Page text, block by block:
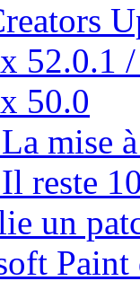
52.0.1
50.0
mise
reste
un
Paint